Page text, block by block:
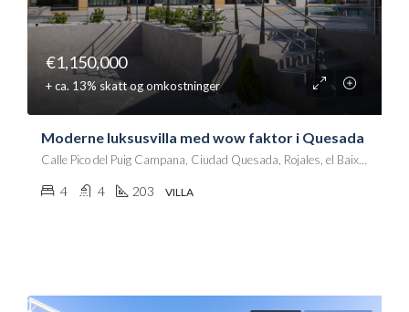
€1,150,000
+ ca. 13% skatt og omkostninger
Moderne luksusvilla med wow faktor i Quesada
Calle Pico del Puig Campana, Ciudad Quesada, Rojales, el Baix Segura / La Vega Baja, Alacant / Alicante, Comunitat Valenciana, 03170, España
4 4 203 VILLA